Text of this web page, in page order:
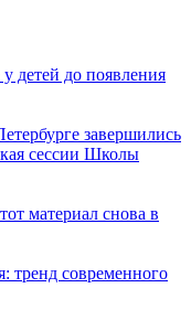
детей до появления
завершились
сессии Школы
материал снова в
современного